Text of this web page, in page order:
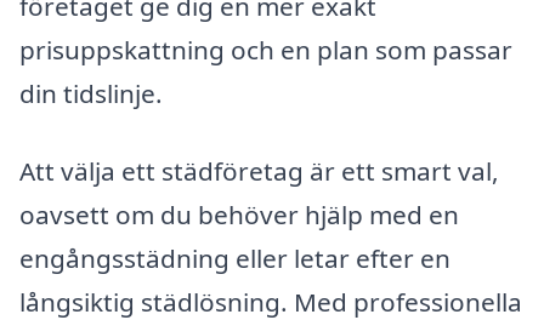
prisuppskattning och en plan som passar
din tidslinje.
Att välja ett städföretag är ett smart val,
oavsett om du behöver hjälp med en
engångsstädning eller letar efter en
långsiktig städlösning. Med professionella